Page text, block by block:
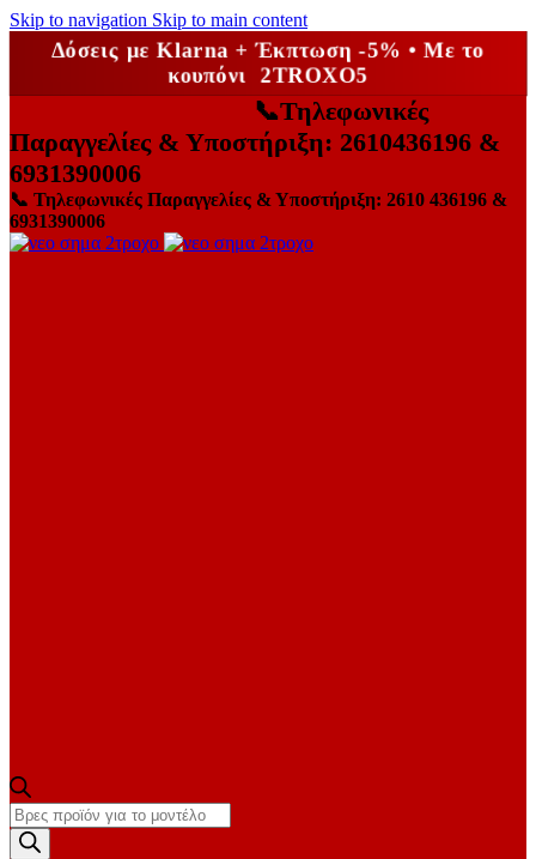
Skip to navigation Skip to main content
Δόσεις με Klarna + Έκπτωση -5% • Με το
κουπόνι 2TROXO5
📞Τηλεφωνικές
Παραγγελίες & Υποστήριξη: 2610436196 &
6931390006
📞 Τηλεφωνικές Παραγγελίες & Υποστήριξη: 2610 436196 &
6931390006
Products
search